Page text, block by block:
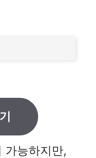
가능하지만,